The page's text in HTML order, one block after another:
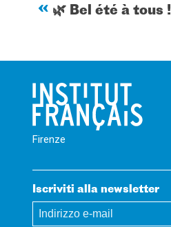
🌿 Bel été à tous !
Firenze
Iscriviti alla newsletter